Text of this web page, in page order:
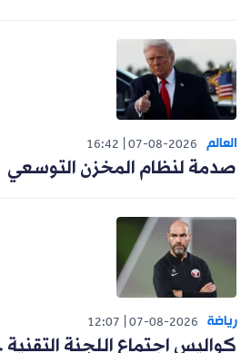
العالم 07-08-2026
16:42
صدمة لنظام المخزن التوسعي
رياضة 07-08-2026
12:07
كواليس اجتماع اللجنة التقنية